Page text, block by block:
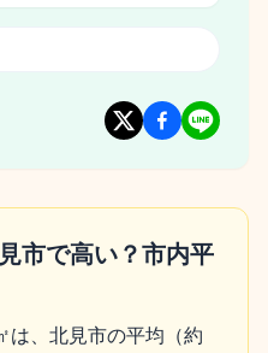
市で高い？市内平
は、北見市の平均（約